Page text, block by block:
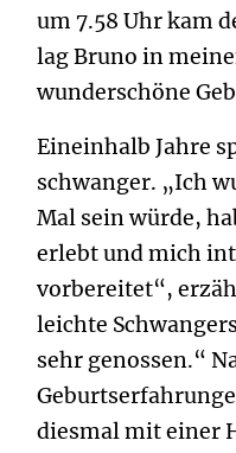
um 7.58 Uhr kam
lag Bruno in
wunderschöne
Eineinhalb Jahre
schwanger. „Ich
Mal sein würde,
erlebt und mich
vorbereitet“,
leichte
sehr genossen.“
diesmal mit einer